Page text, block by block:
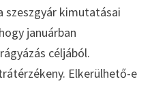
szeszgyár kimutatásai
januárban
céljából.
Elkerülhető-e